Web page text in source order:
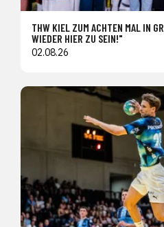
THW KIEL ZUM ACHTEN MAL IN
WIEDER HIER ZU SEIN!"
02.08.26